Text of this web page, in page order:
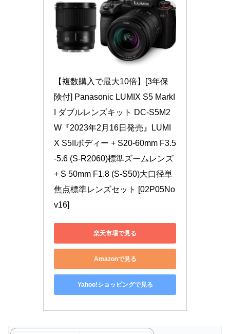
【複数購入で最大10倍】[3年保
険付] Panasonic LUMIX S5 MarkI
I ダブルレンズキット DC-S5M2
W『2023年2月16日発売』LUMI
X S5IIボディー + S20-60mm F3.5
-5.6 (S-R2060)標準ズームレンズ
+ S 50mm F1.8 (S-S50)大口径単
焦点標準レンズセット [02P05No
v16]
楽天市場で見る
Amazonで見る
Yahoo!ショッピングで見る